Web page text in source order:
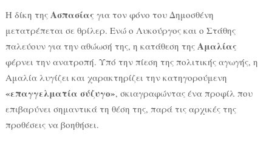
Η δίκη της Ασπασίας για τον φόνο του Δημοσθένη
μετατρέπεται σε θρίλερ. Ενώ ο Λυκούργος και ο Στάθης
παλεύουν για την αθώωσή της, η κατάθεση της Αμαλίας
φέρνει την ανατροπή. Υπό την πίεση της πολιτικής αγωγής, η
Αμαλία λυγίζει και χαρακτηρίζει την κατηγορούμενη
«επαγγελματία σύζυγο», σκιαγραφώντας ένα προφίλ που
επιβαρύνει σημαντικά τη θέση της, παρά τις αρχικές της
προθέσεις να βοηθήσει.